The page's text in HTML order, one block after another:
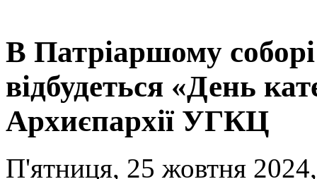
В Патріаршому
відбудеться «День
Архиєпархії УГКЦ
П'ятниця, 25 жовтня